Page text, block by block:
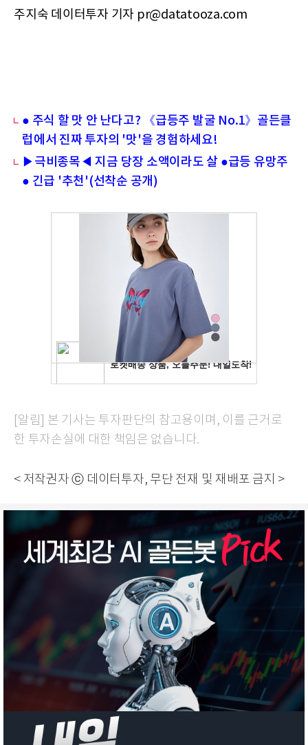
주지숙 데이터투자 기자 pr@datatooza.com
● 주식 할 맛 안 난다고? 《급등주 발굴 No.1》골든클
럽에서 진짜 투자의 '맛'을 경험하세요!
▶극비종목◀ 지금 당장 소액이라도 살 ●급등 유망주
● 긴급 '추천'(선착순 공개)
[알림] 본 기사는 투자판단의 참고용이며, 이를 근거로
한 투자손실에 대한 책임은 없습니다.
< 저작권자 ⓒ 데이터투자, 무단 전재 및 재배포 금지 >